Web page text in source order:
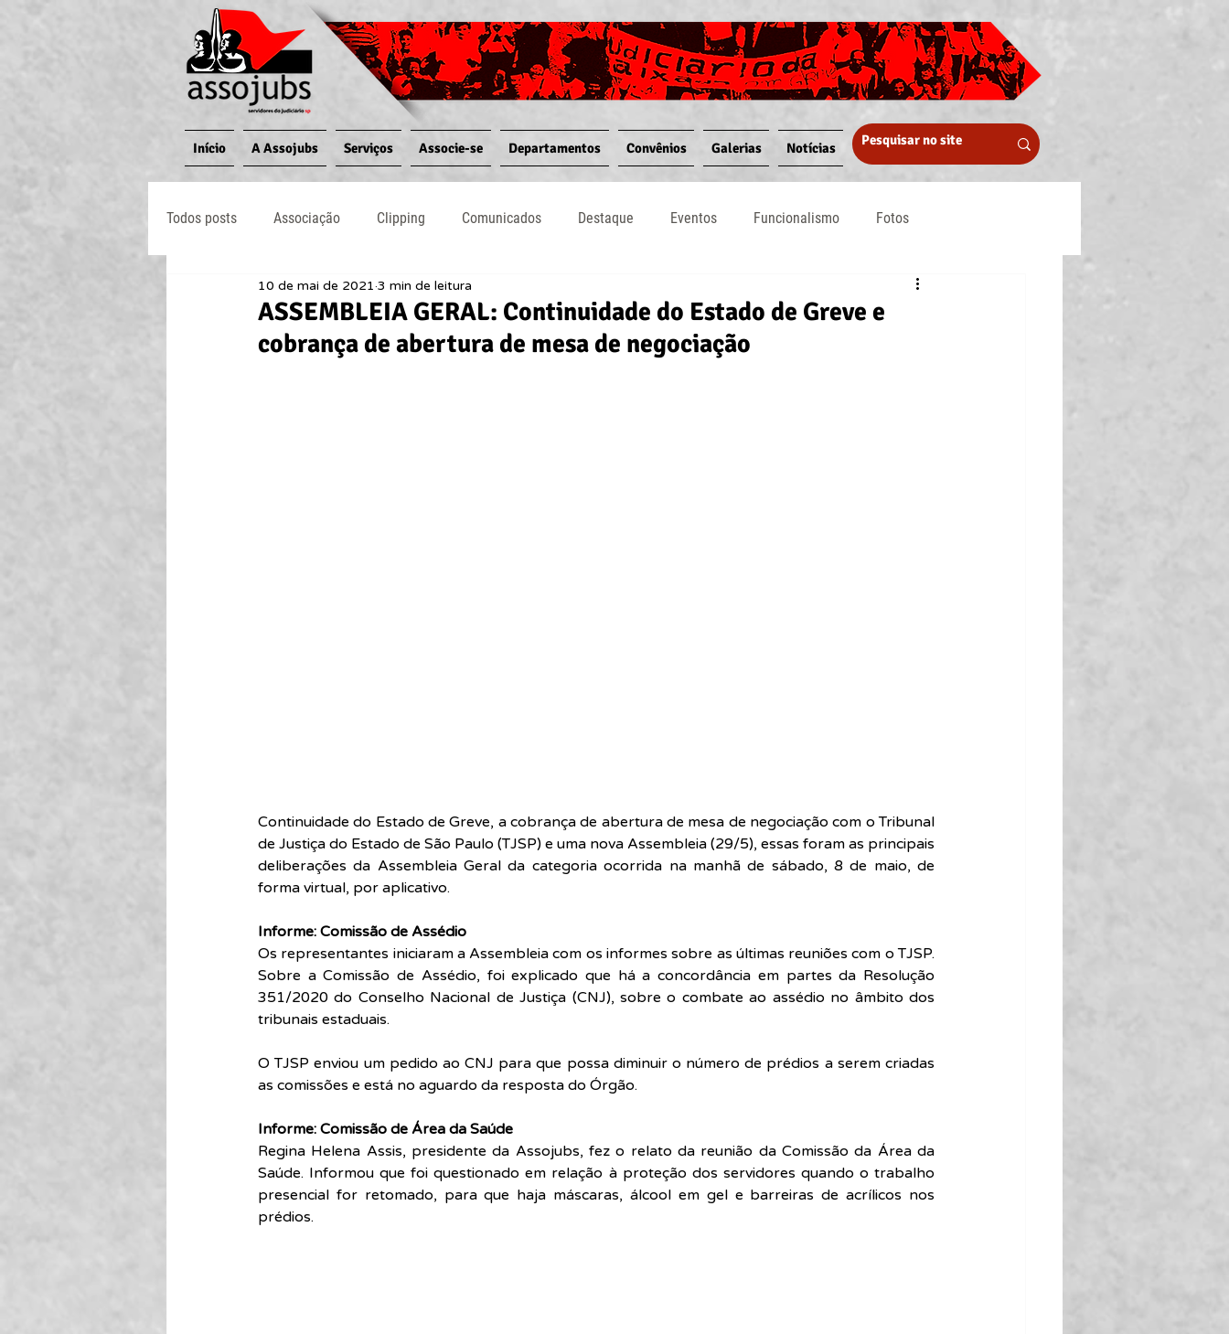
Início A Assojubs Serviços Associe-se Departamentos Convênios Galerias Notícias
Todos posts Associação Clipping Comunicados Destaque Eventos Funcionalismo Fotos
Jornal O Processo Judiciário Notícias
ASSEMBLEIA GERAL: Continuidade do Estado de Greve e
cobrança de abertura de mesa de negociação
10 de mai de 2021 3 min de leitura
Continuidade do Estado de Greve, a cobrança de abertura de mesa de negociação com o Tribunal
de Justiça do Estado de São Paulo (TJSP) e uma nova Assembleia (29/5), essas foram as principais
deliberações da Assembleia Geral da categoria ocorrida na manhã de sábado, 8 de maio, de
forma virtual, por aplicativo.
Informe: Comissão de Assédio
Os representantes iniciaram a Assembleia com os informes sobre as últimas reuniões com o TJSP.
Sobre a Comissão de Assédio, foi explicado que há a concordância em partes da Resolução
351/2020 do Conselho Nacional de Justiça (CNJ), sobre o combate ao assédio no âmbito dos
tribunais estaduais.
O TJSP enviou um pedido ao CNJ para que possa diminuir o número de prédios a serem criadas
as comissões e está no aguardo da resposta do Órgão.
Informe: Comissão de Área da Saúde
Regina Helena Assis, presidente da Assojubs, fez o relato da reunião da Comissão da Área da
Saúde. Informou que foi questionado em relação à proteção dos servidores quando o trabalho
presencial for retomado, para que haja máscaras, álcool em gel e barreiras de acrílicos nos
prédios.